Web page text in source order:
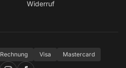
Widerruf
Rechnung Visa Mastercard